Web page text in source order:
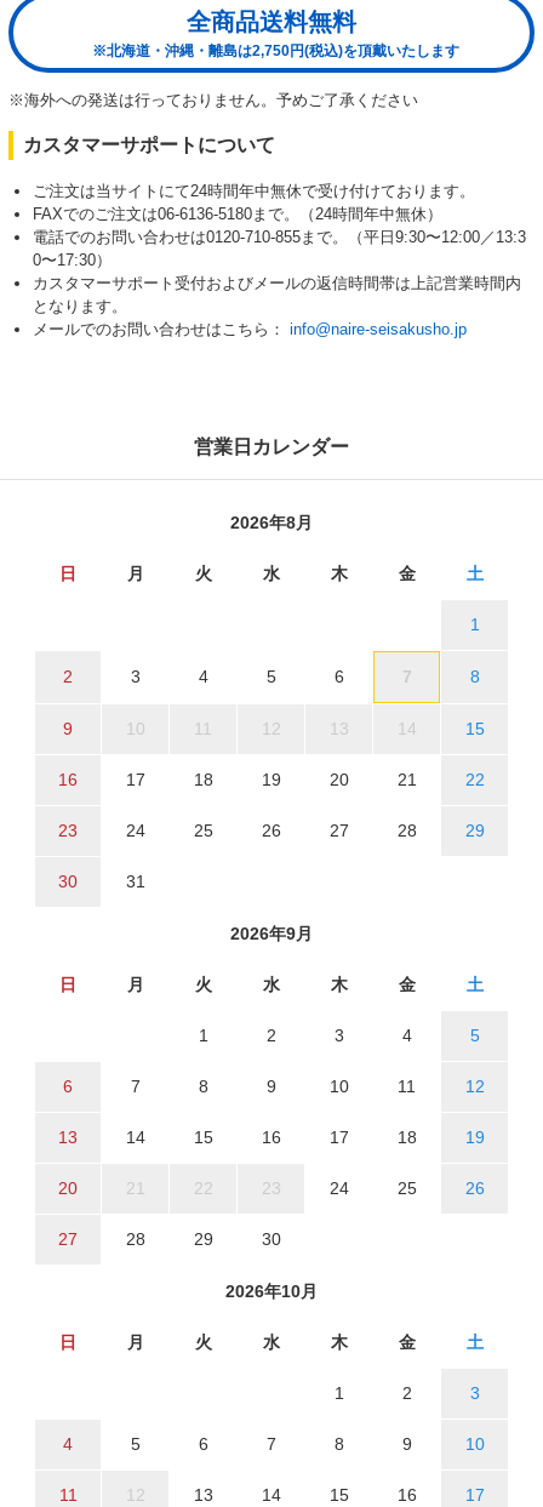
全商品送料無料
※北海道・沖縄・離島は2,750円(税込)を頂戴いたします
※海外への発送は行っておりません。予めご了承ください
カスタマーサポートについて
ご注文は当サイトにて24時間年中無休で受け付けております。
FAXでのご注文は06-6136-5180まで。（24時間年中無休）
電話でのお問い合わせは0120-710-855まで。（平日9:30〜12:00／13:3
0〜17:30）
カスタマーサポート受付およびメールの返信時間帯は上記営業時間内
となります。
メールでのお問い合わせはこちら： info@naire-seisakusho.jp
営業日カレンダー
2026年8月
日 月 火 水 木 金 土
1
2 3 4 5 6 7 8
9 10 11 12 13 14 15
16 17 18 19 20 21 22
23 24 25 26 27 28 29
30 31
2026年9月
日 月 火 水 木 金 土
1 2 3 4 5
6 7 8 9 10 11 12
13 14 15 16 17 18 19
20 21 22 23 24 25 26
27 28 29 30
2026年10月
日 月 火 水 木 金 土
1 2 3
4 5 6 7 8 9 10
11 12 13 14 15 16 17